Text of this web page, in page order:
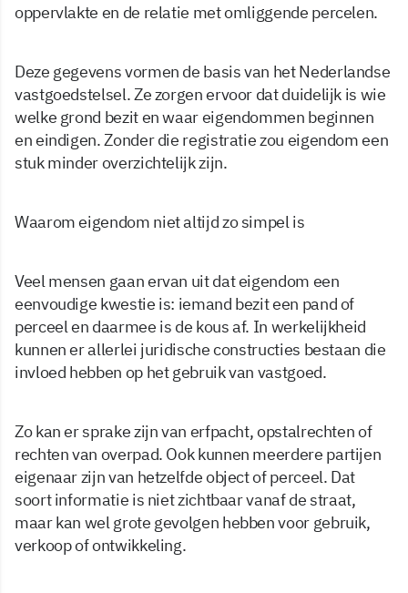
oppervlakte en de relatie met omliggende percelen.
Deze gegevens vormen de basis van het Nederlandse
vastgoedstelsel. Ze zorgen ervoor dat duidelijk is wie
welke grond bezit en waar eigendommen beginnen
en eindigen. Zonder die registratie zou eigendom een
stuk minder overzichtelijk zijn.
Waarom eigendom niet altijd zo simpel is
Veel mensen gaan ervan uit dat eigendom een
eenvoudige kwestie is: iemand bezit een pand of
perceel en daarmee is de kous af. In werkelijkheid
kunnen er allerlei juridische constructies bestaan die
invloed hebben op het gebruik van vastgoed.
Zo kan er sprake zijn van erfpacht, opstalrechten of
rechten van overpad. Ook kunnen meerdere partijen
eigenaar zijn van hetzelfde object of perceel. Dat
soort informatie is niet zichtbaar vanaf de straat,
maar kan wel grote gevolgen hebben voor gebruik,
verkoop of ontwikkeling.